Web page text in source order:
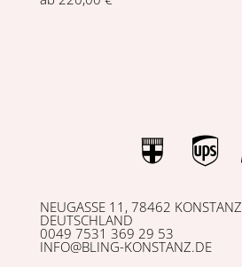
NEUGASSE 11, 78462 KONSTANZ
DEUTSCHLAND
0049 7531 369 29 53
INFO@BLING-KONSTANZ.DE